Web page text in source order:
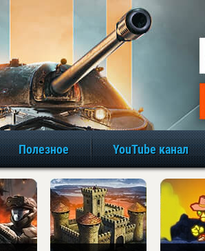
игры онлайн
Полезное YouTube канал